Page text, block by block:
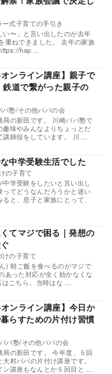
ー式子育ての手引き
〜」と言い出したのが去年
重ねできました。 去年の家族
hap …
パ塾/その他パパの会
ンライン講座】親子で
道で繋がった親子の
局の新田です。 川崎パパ塾で
味やみんなよりちょっとだ
師役をしています。 川 …
の子育て
中学受験生活でした
学受験をしたいと言い出し
てどうなんだろうかと迷い
と、息子と家族にとって、
けの子育て
てマジで困る｜発想の
) 朝ご飯を食べるのがマジで
あった対応が全く効かなくな
こちら。当時はな …
パ塾/その他パパの会
ンライン講座】今日か
らすための片付け習慣
の新田です。 今年度、５回
村パパの片付け講座です。
講座もなんとか５回目と …